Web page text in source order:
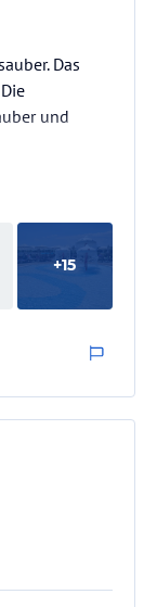
Das
und
+15